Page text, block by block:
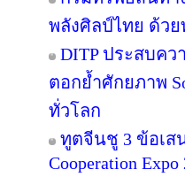
พลังศิลป์ไทย ด้ว
DITP ประสบคว
ตอกย้ำศักยภาพ
ทั่วโลก
ทูตจีนชู 3 ข้อเส
Cooperation Expo